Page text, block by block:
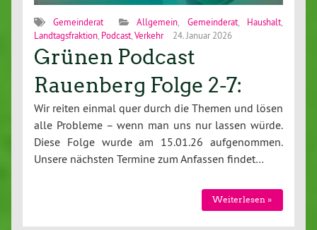
Gemeinderat Allgemein Gemeinderat, Haushalt
Landtagsfraktion Podcast Verkehr 24. Januar 2026
Grünen Podcast
Rauenberg Folge 2-7:
Wir reiten einmal quer durch die Themen und lösen
alle Probleme – wenn man uns nur lassen würde.
Diese Folge wurde am 15.01.26 aufgenommen.
Unsere nächsten Termine zum Anfassen findet…
Weiterlesen »